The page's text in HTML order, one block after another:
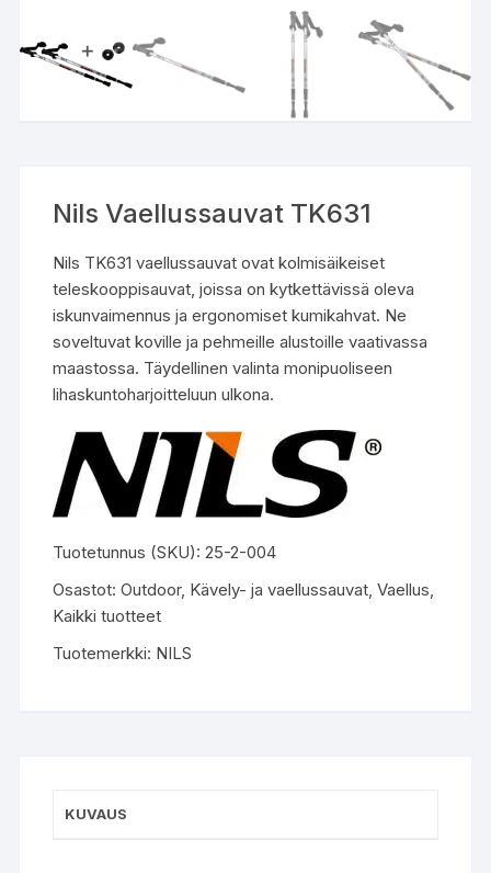
Nils Vaellussauvat TK631
Nils TK631 vaellussauvat ovat kolmisäikeiset
teleskooppisauvat, joissa on kytkettävissä oleva
iskunvaimennus ja ergonomiset kumikahvat. Ne
soveltuvat koville ja pehmeille alustoille vaativassa
maastossa. Täydellinen valinta monipuoliseen
lihaskuntoharjoitteluun ulkona.
Tuotetunnus (SKU):25-2-004
Osastot:Outdoor, Kävely- ja vaellussauvat,Vaellus,
Kaikki tuotteet
Tuotemerkki: NILS
KUVAUS